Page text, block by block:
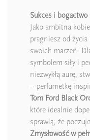
Sukces i bogactwo
Jako ambitna
pragniesz od
swoich marzeń.
symbolem siły i
niezwykłą aurę,
– perfumetkę
Tom Ford Black
które idealnie
sprawią, że
Zmysłowość w